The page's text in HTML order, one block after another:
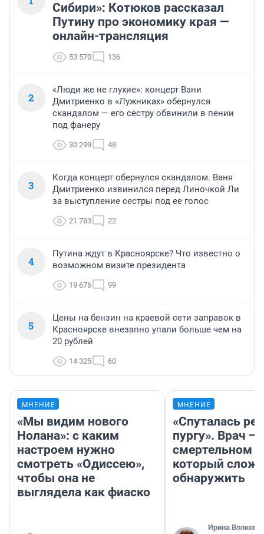
Сибири»: Котюков рассказал
Путину про экономику края —
онлайн-трансляция
53 570 136
2
«Люди же не глухие»: концерт Вани
Дмитриенко в «Лужниках» обернулся
скандалом — его сестру обвинили в пении
под фанеру
30 299 48
3
Когда концерт обернулся скандалом. Ваня
Дмитриенко извинился перед Линочкой Ли
за выступление сестры под ее голос
21 783 22
4
Путина ждут в Красноярске? Что известно о
возможном визите президента
19 676 99
5
Цены на бензин на краевой сети заправок в
Красноярске внезапно упали больше чем на
20 рублей
14 325 60
МНЕНИЕ
«Мы видим нового
Нолана»: с каким
настроем нужно
смотреть «Одиссею»,
чтобы она не
выглядела как фиаско
МНЕНИЕ
«Спуталась
пургу». Врач —
смертельном
который
обнаружить
Ирина Волкова